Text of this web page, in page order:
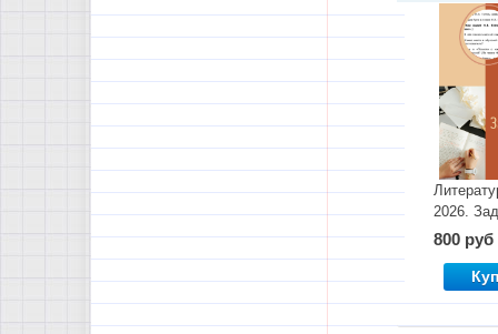
2026.
800 руб